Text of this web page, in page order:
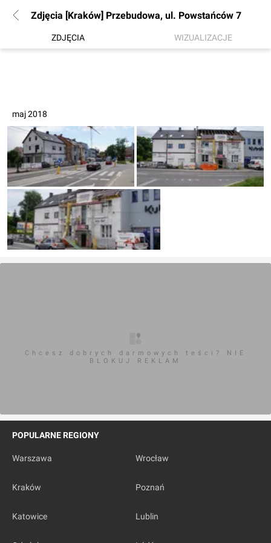
Zdjęcia [Kraków] Przebudowa, ul. Powstańców 7
ZDJĘCIA WIZUALIZACJE
maj 2018
Chcesz dobrych darmowych teści? NIE
BLOKUJ REKLAM
POPULARNE REGIONY
Warszawa Wrocław
Kraków Poznań
Katowice Lublin